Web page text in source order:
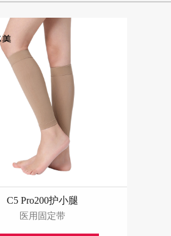
C5 Pro200护小腿
医用固定带